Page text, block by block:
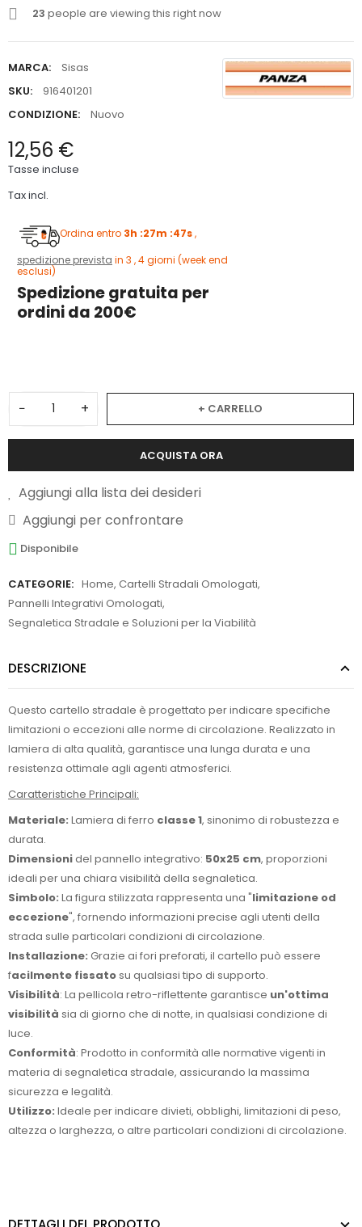
23 people are viewing this right now
MARCA:
Sisas
SKU:
916401201
CONDIZIONE:
Nuovo
12,56 €
Tasse incluse
Tax incl.
Ordina entro 3h :27m :46s,
spedizione prevista in 3 , 4 giorni (week end
esclusi)
Spedizione gratuita per
ordini da 200€
− + + CARRELLO
ACQUISTA ORA
Aggiungi alla lista dei desideri
Aggiungi per confrontare
Disponibile
CATEGORIE: Home, Cartelli Stradali Omologati,
Pannelli Integrativi Omologati,
Segnaletica Stradale e Soluzioni per la Viabilità
DESCRIZIONE
Questo cartello stradale è progettato per indicare specifiche
limitazioni o eccezioni alle norme di circolazione. Realizzato in
lamiera di alta qualità, garantisce una lunga durata e una
resistenza ottimale agli agenti atmosferici.
Caratteristiche Principali:
Materiale: Lamiera di ferro classe 1, sinonimo di robustezza e
durata.
Dimensionidel pannello integrativo: 50x25 cm, proporzioni
ideali per una chiara visibilità della segnaletica.
Simbolo: La figura stilizzata rappresenta una "limitazione od
eccezione", fornendo informazioni precise agli utenti della
strada sulle particolari condizioni di circolazione.
Installazione: Grazie ai fori preforati, il cartello può essere
facilmente fissatosu qualsiasi tipo di supporto.
Visibilità: La pellicola retro-riflettente garantisce un'ottima
visibilità sia di giorno che di notte, in qualsiasi condizione di
luce.
Conformità: Prodotto in conformità alle normative vigenti in
materia di segnaletica stradale, assicurando la massima
sicurezza e legalità.
Utilizzo: Ideale per indicare divieti, obblighi, limitazioni di peso,
altezza o larghezza, o altre particolari condizioni di circolazione.